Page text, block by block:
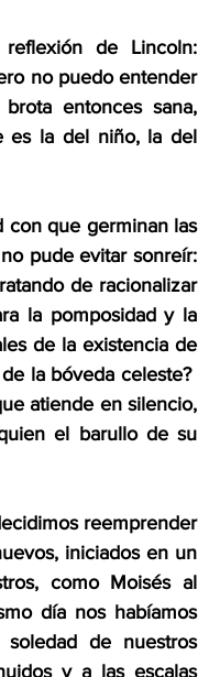
de Lincoln:
no puedo entender
entonces sana,
es la del niño, la del
con que germinan las
pude evitar sonreír:
de racionalizar
la pomposidad y la
de la existencia de
la bóveda celeste?
atiende en silencio,
el barullo de su
reemprender
iniciados en un
como Moisés al
día nos habíamos
de nuestros
y a las escalas